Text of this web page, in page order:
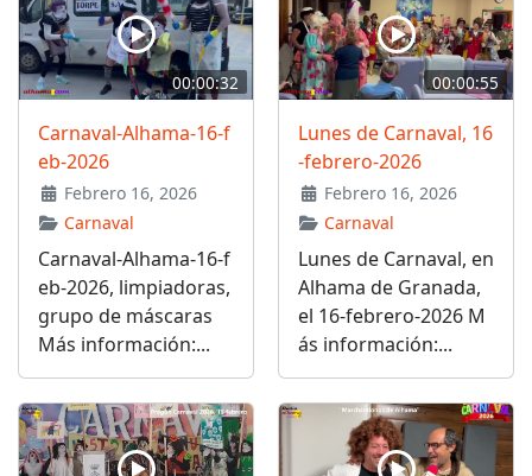
00:00:32
Carnaval-Alhama-16-f
eb-2026
Febrero 16, 2026
Carnaval
Carnaval-Alhama-16-f
eb-2026, limpiadoras,
grupo de máscaras
Más información:...
00:00:55
Lunes de Carnaval, 16
-febrero-2026
Febrero 16, 2026
Carnaval
Lunes de Carnaval, en
Alhama de Granada,
el 16-febrero-2026 M
ás información:...